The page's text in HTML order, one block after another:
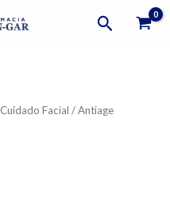
Buscar
Cuidado Facial / Antiage